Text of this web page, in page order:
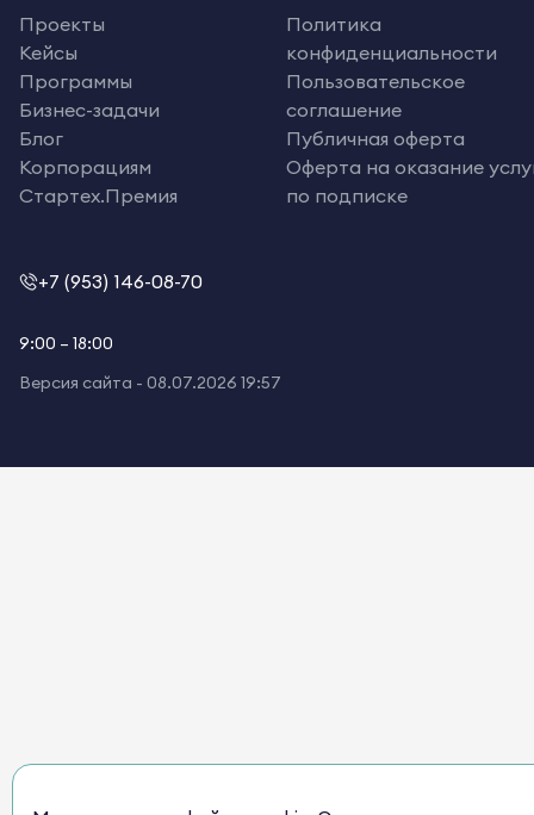
Проекты
Кейсы
Программы
Бизнес-задачи
Блог
Корпорациям
Стартех.Премия
Политика
конфиденциальности
Пользовательское
соглашение
Публичная оферта
Оферта на оказание
по подписке
+7 (953) 146-08-70
9:00 – 18:00
Версия сайта - 08.07.2026 19:57